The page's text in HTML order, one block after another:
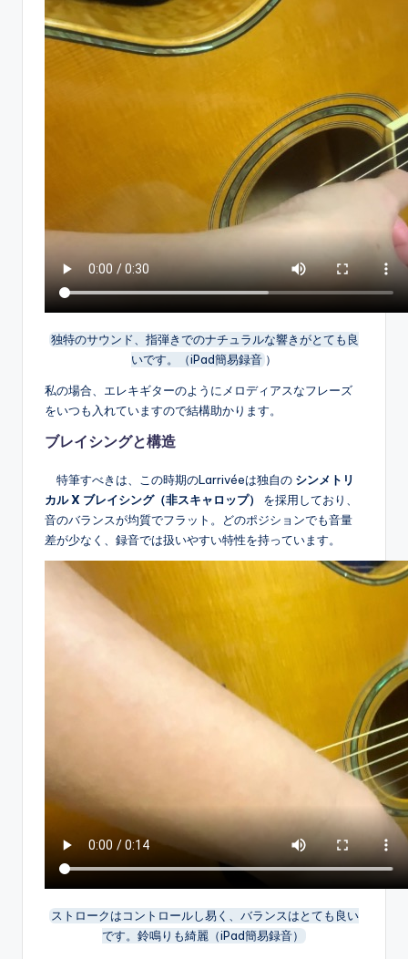
独特のサウンド、指弾きでのナチュラルな響きがとても良
いです。（iPad簡易録音）
私の場合、エレキギターのようにメロディアスなフレーズ
をいつも入れていますので結構助かります。
ブレイシングと構造
特筆すべきは、この時期のLarrivéeは独自の シンメトリ
カル X ブレイシング（非スキャロップ）
を採用しており、
音のバランスが均質でフラット。どのポジションでも音量
差が少なく、録音では扱いやすい特性を持っています。
ストロークはコントロールし易く、バランスはとても良い
です。鈴鳴りも綺麗（iPad簡易録音）